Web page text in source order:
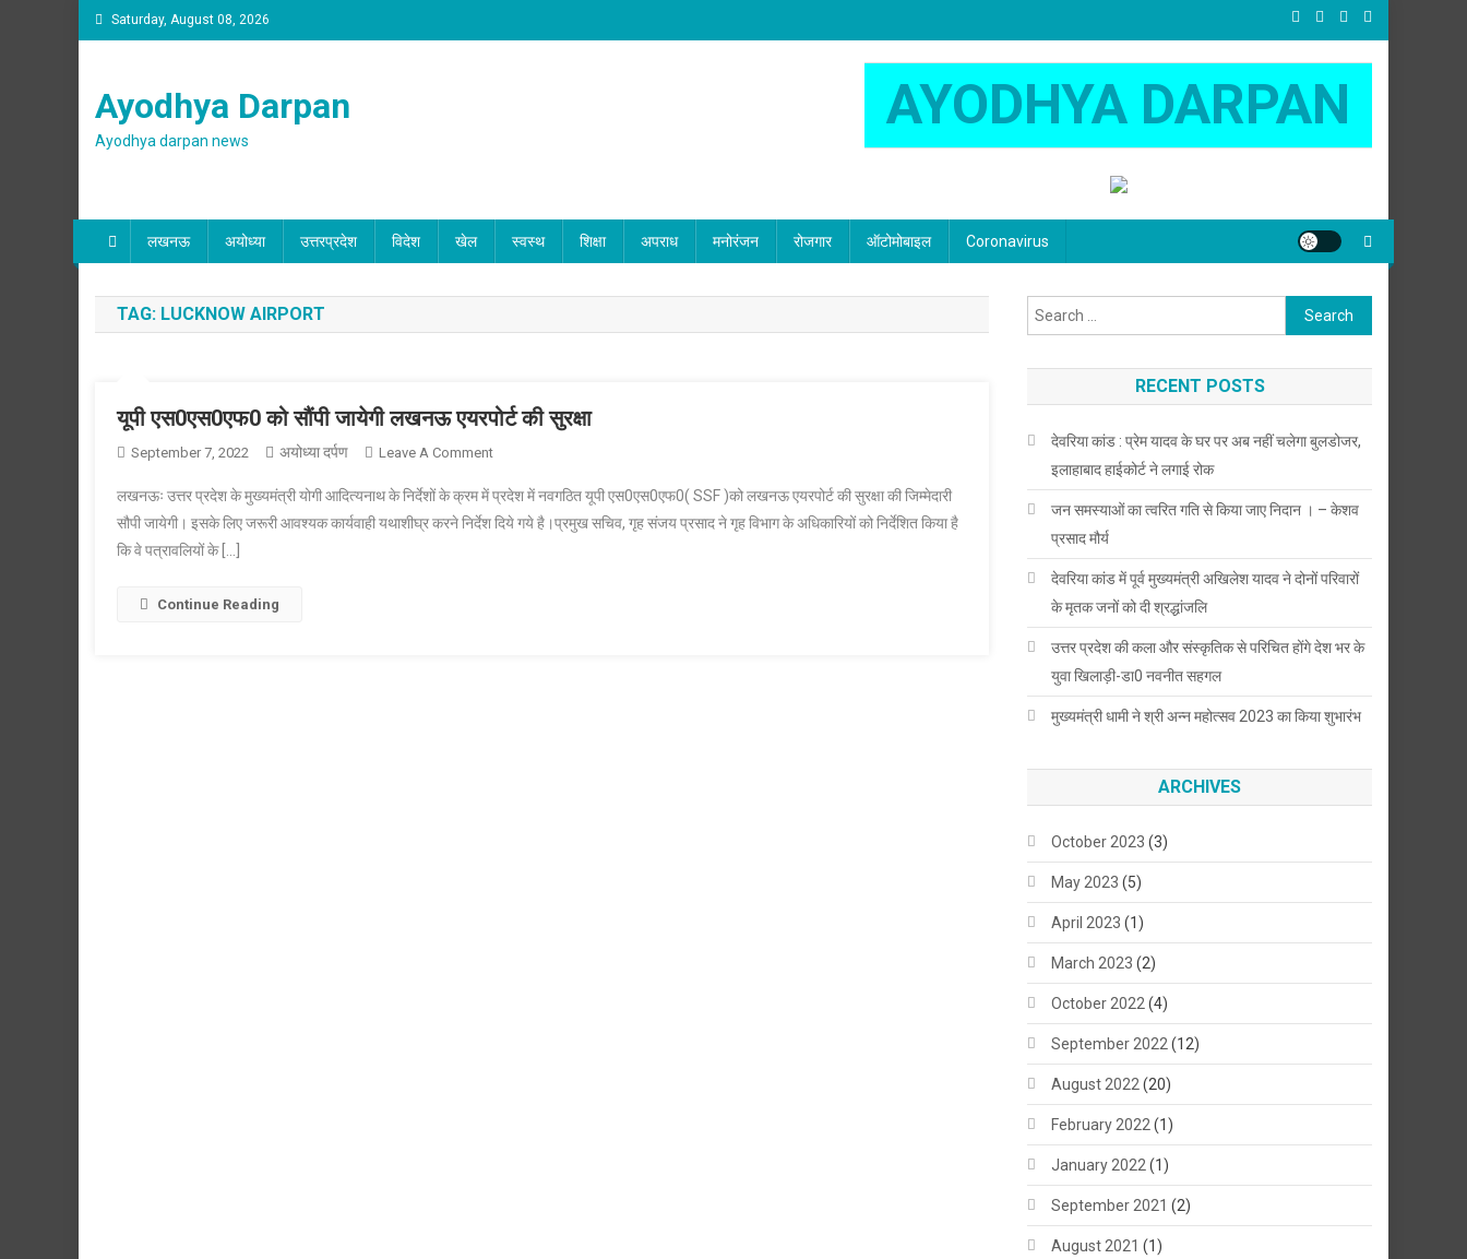
Skip
to
Saturday, August 08, 2026
Ayodhya Darpan
Ayodhya darpan news
AYODHYA DARPAN
लखनऊ अयोध्या उत्तरप्रदेश विदेश खेल स्वस्थ शिक्षा अपराध मनोरंजन रोजगार ऑटोमोबाइल Coronavirus
TAG: LUCKNOW AIRPORT
यूपी एस0एस0एफ0 को सौंपी जायेगी लखनऊ एयरपोर्ट की सुरक्षा
September 7, 2022 अयोध्या दर्पण Leave A CommentOn
एस0एस0एफ0
को
लखनऊः उत्तर प्रदेश के मुख्यमंत्री योगी आदित्यनाथ के निर्देशों के क्रम में प्रदेश में नवगठित यूपी एस0एस0एफ0( SSF )को लखनऊ एयरपोर्ट की सुरक्षा की जिम्मेदारी
सौपी जायेगी। इसके लिए जरूरी आवश्यक कार्यवाही यथाशीघ्र करने निर्देश दिये गये है।प्रमुख सचिव, गृह संजय प्रसाद ने गृह विभाग के अधिकारियों को निर्देशित किया है
कि वे पत्रावलियों के […]
Continue Reading
Search
for:
RECENT POSTS
देवरिया कांड : प्रेम यादव के घर पर अब नहीं चलेगा बुलडोजर,
इलाहाबाद हाईकोर्ट ने लगाई रोक
जन समस्याओं का त्वरित गति से किया जाए निदान । – केशव
प्रसाद मौर्य
देवरिया कांड में पूर्व मुख्यमंत्री अखिलेश यादव ने दोनों परिवारों
के मृतक जनों को दी श्रद्धांजलि
उत्तर प्रदेश की कला और संस्कृतिक से परिचित होंगे देश भर के
युवा खिलाड़ी-डा0 नवनीत सहगल
मुख्यमंत्री धामी ने श्री अन्न महोत्सव 2023 का किया शुभारंभ
ARCHIVES
October 2023 (3)
May 2023 (5)
April 2023 (1)
March 2023 (2)
October 2022 (4)
September 2022 (12)
August 2022 (20)
February 2022 (1)
January 2022 (1)
September 2021 (2)
August 2021 (1)